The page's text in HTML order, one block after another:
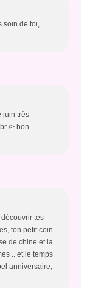
soin de toi,
juin très
/> bon
tes
ton petit coin
de chine et la
.. et le temps
anniversaire,